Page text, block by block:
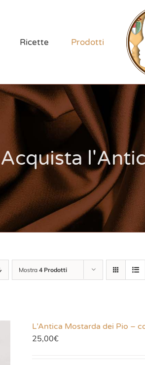
Ricette Prodotti
Acquista
Mostra 4 Prodotti
L’Antica Mostarda dei Pio –
25,00€